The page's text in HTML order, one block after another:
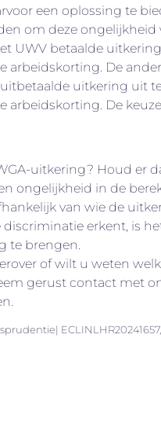
een oplossing te
om deze ongelijkheid
UWV betaalde
arbeidskorting. De
uitkering uit
arbeidskorting. De
uitkering? Houd er
ongelijkheid in de
van wie de
discriminatie erkent, is
te brengen.
of wilt u weten
gerust contact met
ECLINLHR20241657,